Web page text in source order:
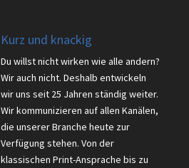
Kurz und knackig
Du willst nicht wirken wie alle andern?
Wir auch nicht. Deshalb entwickeln
wir uns seit 25 Jahren ständig weiter.
Wir kommunizieren auf allen Kanälen,
die unserer Branche heute zur
Verfügung stehen. Von der
klassischen Print-Ansprache bis zu